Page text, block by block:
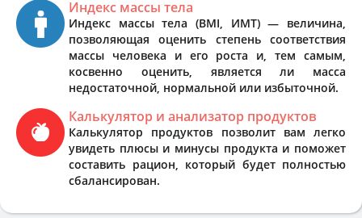
Индекс массы тела
Индекс массы тела (BMI, ИМТ) — величина,
позволяющая оценить степень соответствия
массы человека и его роста и, тем самым,
косвенно оценить, является ли масса
недостаточной, нормальной или избыточной.
Калькулятор и анализатор продуктов
Калькулятор продуктов позволит вам легко
увидеть плюсы и минусы продукта и поможет
составить рацион, который будет полностью
сбалансирован.